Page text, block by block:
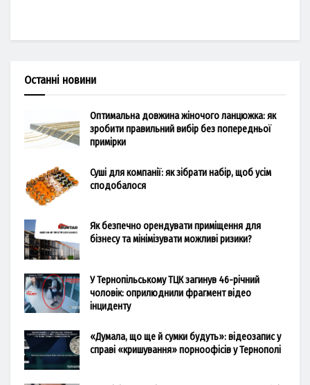
Останні новини
Оптимальна довжина жіночого ланцюжка: як
зробити правильний вибір без попередньої
примірки
Суші для компанії: як зібрати набір, щоб усім
сподобалося
Як безпечно орендувати приміщення для
бізнесу та мінімізувати можливі ризики?
У Тернопільському ТЦК загинув 46-річний
чоловік: оприлюднили фрагмент відео
інциденту
«Думала, що ще й сумки будуть»: відеозапис у
справі «кришування» порноофісів у Тернополі